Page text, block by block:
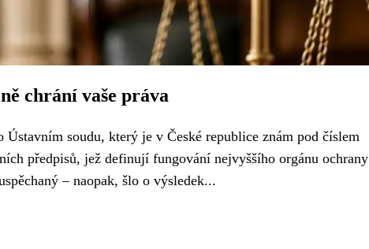
chrání vaše práva
soudu, který je v České republice znám pod číslem
předpisů, jež definují fungování nejvyššího orgánu ochrany
– naopak, šlo o výsledek...